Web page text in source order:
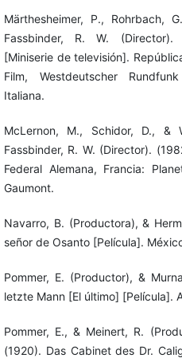
Märthesheimer, P., Rohrbach,
Fassbinder, R. W. (Director).
[Miniserie de televisión].
Film, Westdeutscher
Italiana.
McLernon, M., Schidor, D., &
Fassbinder, R. W. (Director).
Federal Alemana, Francia:
Gaumont.
Navarro, B. (Productora), &
señor de Osanto [Película].
Pommer, E. (Productor), &
letzte Mann [El último] [Película].
Pommer, E., & Meinert, R.
(1920). Das Cabinet des Dr.